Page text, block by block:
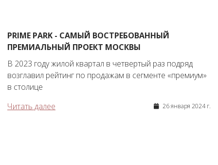
PRIME PARK - САМЫЙ ВОСТРЕБОВАННЫЙ
ПРЕМИАЛЬНЫЙ ПРОЕКТ МОСКВЫ
В 2023 году жилой квартал в четвертый раз подряд
возглавил рейтинг по продажам в сегменте «премиум»
в столице
Читать далее
26 января 2024 г.